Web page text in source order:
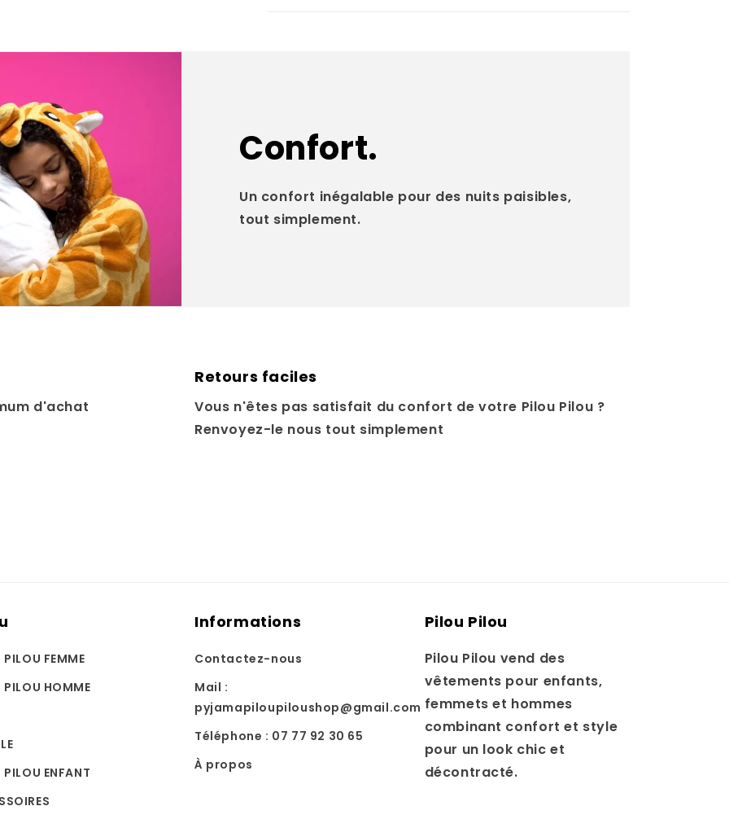
Confort.
Un confort inégalable pour des nuits paisibles,
tout simplement.
d'achat
Retours faciles
Vous n'êtes pas satisfait du confort de votre Pilou Pilou ?
Renvoyez-le nous tout simplement
PILOU FEMME
PILOU HOMME
PILOU ENFANT
Informations
Contactez-nous
Mail :
pyjamapiloupiloushop@gmail.com
Téléphone : 07 77 92 30 65
À propos
Pilou Pilou
Pilou Pilou vend des
vêtements pour enfants,
femmets et hommes
combinant confort et style
pour un look chic et
décontracté.